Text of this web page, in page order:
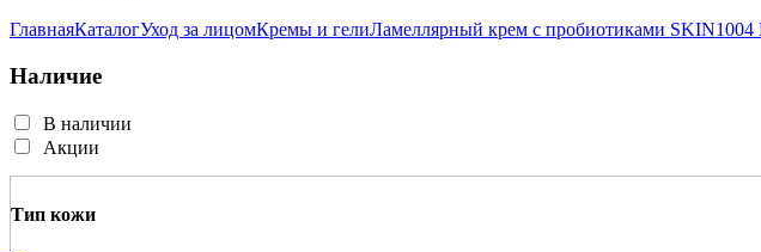
ГлавнаяКаталогУход за лицомКремы и гелиЛамеллярный крем с пробиотиками SKIN1004
Наличие
В наличии
Акции
Тип кожи